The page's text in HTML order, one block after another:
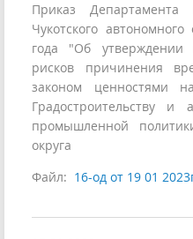
Приказ
Чукотского
года "Об утверждении
рисков причинения
законом ценностями
Градостроительству и
промышленной
округа
Файл: 16-од от 19 01